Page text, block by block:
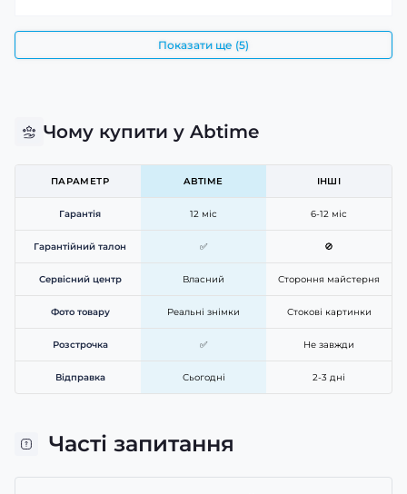
Показати ще (5)
Чому купити у Abtime
ПАРАМЕТР ABTIME ІНШІ
Гарантія 12 міс 6-12 міс
Гарантійний талон ✅ 🚫
Сервісний центр Власний Стороння майстерня
Фото товару Реальні знімки Стокові картинки
Розстрочка ✅ Не завжди
Відправка Сьогодні 2-3 дні
Часті запитання